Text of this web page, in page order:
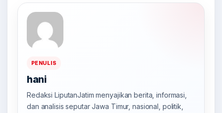
PENULIS
hani
Redaksi LiputanJatim menyajikan berita, informasi,
dan analisis seputar Jawa Timur, nasional, politik,